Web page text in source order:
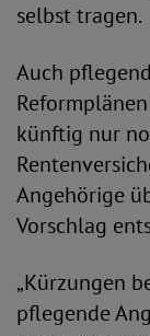
selbst tragen.
Auch
künftig nur
Angehörige
Vorschlag
„Kürzungen
pflegende